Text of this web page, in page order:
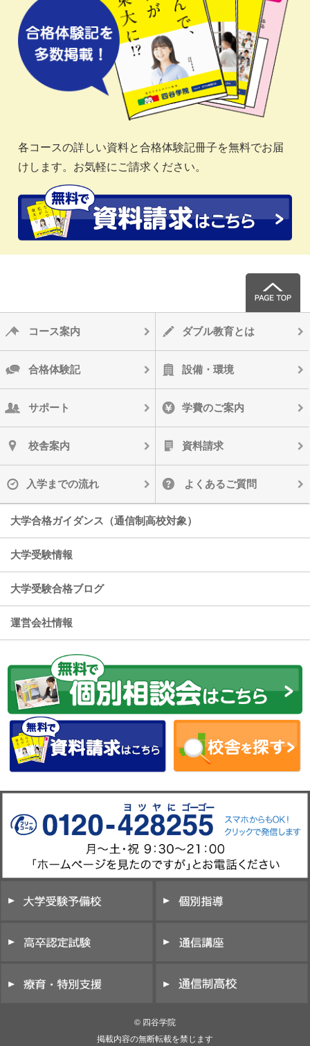
各コースの詳しい資料と合格体験記冊子を無料でお届
けします。お気軽にご請求ください。
コース案内 ダブル教育とは
合格体験記 設備・環境
サポート 学費のご案内
校舎案内 資料請求
入学までの流れ よくあるご質問
大学合格ガイダンス（通信制高校対象）
大学受験情報
大学受験合格ブログ
運営会社情報
© 四谷学院
掲載内容の無断転載を禁じます